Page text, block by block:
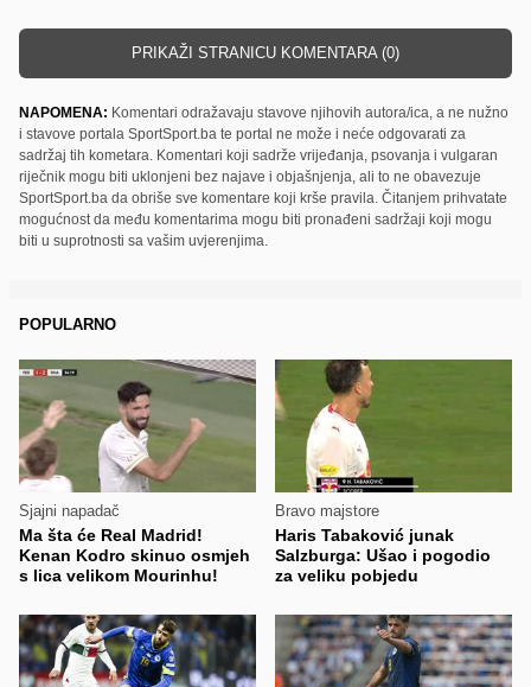
PRIKAŽI STRANICU KOMENTARA (0)
NAPOMENA: Komentari odražavaju stavove njihovih autora/ica, a ne nužno
i stavove portala SportSport.ba te portal ne može i neće odgovarati za
sadržaj tih kometara. Komentari koji sadrže vrijeđanja, psovanja i vulgaran
riječnik mogu biti uklonjeni bez najave i objašnjenja, ali to ne obavezuje
SportSport.ba da obriše sve komentare koji krše pravila. Čitanjem prihvatate
mogućnost da među komentarima mogu biti pronađeni sadržaji koji mogu
biti u suprotnosti sa vašim uvjerenjima.
POPULARNO
Sjajni napadač
Ma šta će Real Madrid!
Kenan Kodro skinuo osmjeh
s lica velikom Mourinhu!
Bravo majstore
Haris Tabaković junak
Salzburga: Ušao i pogodio
za veliku pobjedu